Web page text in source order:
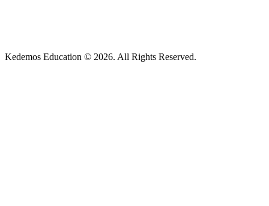
Kedemos Education © 2026. All Rights Reserved.